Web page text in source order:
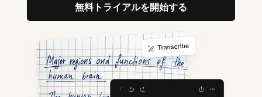
無料トライアルを開始する